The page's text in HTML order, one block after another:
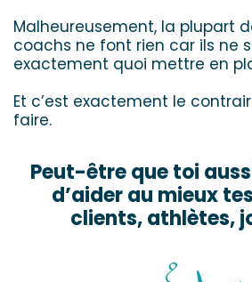
Malheureusement, la plupart
coachs ne font rien car ils ne
exactement quoi mettre en
Et c’est exactement le
faire.
Peut-être que toi
d’aider au mieux
clients, athlètes,